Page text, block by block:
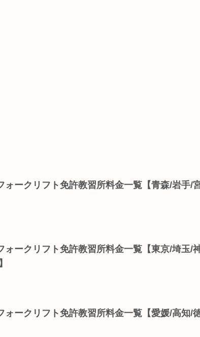
ォークリフト免許教習所料金一覧【青森/岩手/
ォークリフト免許教習所料金一覧【東京/埼玉/
ォークリフト免許教習所料金一覧【愛媛/高知/